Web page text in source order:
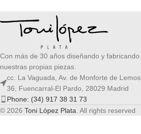
Con más de 30 años diseñando y fabricando
nuestras propias piezas.
cc. La Vaguada, Av. de Monforte de Lemos,
36, Fuencarral-El Pardo, 28029 Madrid
Phone: (34) 917 38 31 73
© 2026 Toni López Plata . All rights reserved